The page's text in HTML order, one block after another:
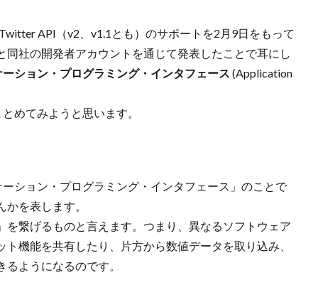
API（v2、v1.1とも）のサポートを2月9日をもって
社の開発者アカウントを通じて発表したことで耳にし
ション・プログラミング・インタフェース (Application
めてみようと思います。
ション・プログラミング・インタフェース」のことで
を表します。
繋げるものと言えます。つまり、異なるソフトウェア
機能を共有したり、片方から数値データを取り込み、
ようになるのです。